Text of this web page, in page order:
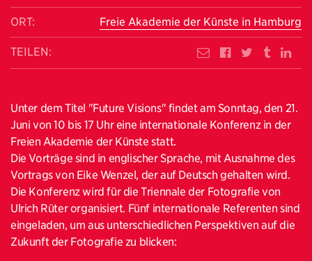
ORT: Freie Akademie der Künste in Hamburg
TEILEN:
Unter dem Titel "Future Visions" findet am Sonntag, den 21.
Juni von 10 bis 17 Uhr eine internationale Konferenz in der
Freien Akademie der Künste statt.
Die Vorträge sind in englischer Sprache, mit Ausnahme des
Vortrags von Eike Wenzel, der auf Deutsch gehalten wird.
Die Konferenz wird für die Triennale der Fotografie von
Ulrich Rüter organisiert. Fünf internationale Referenten sind
eingeladen, um aus unterschiedlichen Perspektiven auf die
Zukunft der Fotografie zu blicken: